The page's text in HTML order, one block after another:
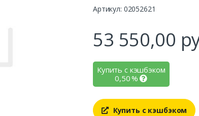
Артикул: 02052621
53 550,00
Купить с кэшбэком
0,50%
Купить с кэшбэком